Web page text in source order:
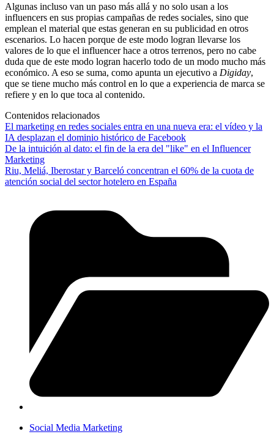
Algunas incluso van un paso más allá y no solo usan a los
influencers en sus propias campañas de redes sociales, sino que
emplean el material que estas generan en su publicidad en otros
escenarios. Lo hacen porque de este modo logran llevarse los
valores de lo que el influencer hace a otros terrenos, pero no cabe
duda que de este modo logran hacerlo todo de un modo mucho más
económico. A eso se suma, como apunta un ejecutivo a Digiday,
que se tiene mucho más control en lo que a experiencia de marca se
refiere y en lo que toca al contenido.
Contenidos relacionados
El marketing en redes sociales entra en una nueva era: el vídeo y la
IA desplazan el dominio histórico de Facebook
De la intuición al dato: el fin de la era del "like" en el Influencer
Marketing
Riu, Meliá, Iberostar y Barceló concentran el 60% de la cuota de
atención social del sector hotelero en España
Social Media Marketing